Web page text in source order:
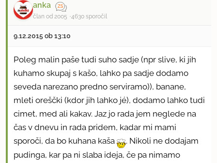
anka
član od 2005 4630 sporočil
9.12.2015 ob 13:10
Poleg malin paše tudi suho sadje (npr slive, ki jih
kuhamo skupaj s kašo, lahko pa sadje dodamo
seveda narezano predno serviramo)), banane,
mleti oreščki (kdor jih lahko jé), dodamo lahko tudi
cimet, med ali kakav. Jaz jo rada jem neglede na
čas v dnevu in rada pridem, kadar mi mami
sporoči, da bo kuhana kaša
. Nikoli ne dodajam
pudinga, kar pa ni slaba ideja, če pa nimamo